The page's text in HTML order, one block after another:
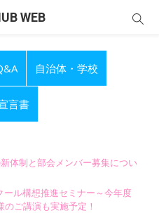
WEB
自治体・学校
言書
体制と部会メンバー募集につい
ール構想推進セミナー～今年度
ご講演も実施予定！